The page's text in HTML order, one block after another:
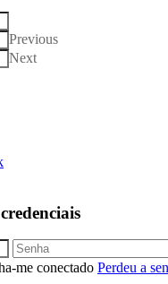
Previous
Next
me conectado Perdeu a